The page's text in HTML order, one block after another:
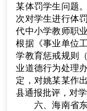
某体罚学生问题。
次对学生进行体
代中小学教师职
根据《事业单位
学教育惩戒规则
业道德行为处理
定，对姚某某作
县通报批评，对
六、海南省东